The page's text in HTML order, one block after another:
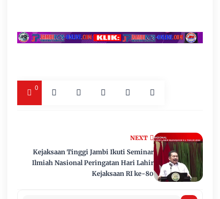
0
NEXT
Kejaksaan Tinggi Jambi Ikuti Seminar
Ilmiah Nasional Peringatan Hari Lahir
Kejaksaan RI ke-80